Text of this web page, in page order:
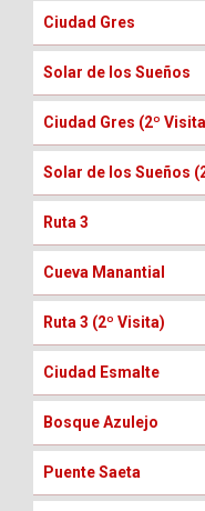
Ciudad Gres
Solar de los Sueños
Ciudad Gres (2º
Solar de los Sueños
Ruta 3
Cueva Manantial
Ruta 3 (2º Visita)
Ciudad Esmalte
Bosque Azulejo
Puente Saeta